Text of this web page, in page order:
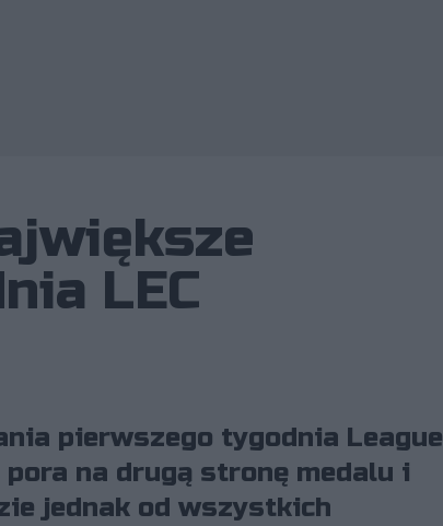
LEC
pierwszego tygodnia League
pora na drugą stronę medalu i
jednak od wszystkich